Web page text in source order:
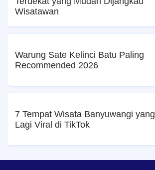
Wisatawan
Warung Sate Kelinci Batu Paling
Recommended 2026
7 Tempat Wisata Banyuwangi yang
Lagi Viral di TikTok